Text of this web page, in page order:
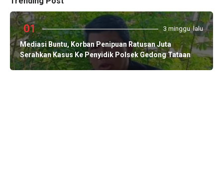
01 3 minggu lalu
Mediasi Buntu, Korban Penipuan Ratusan Juta
Serahkan Kasus Ke Penyidik Polsek Gedong Tataan